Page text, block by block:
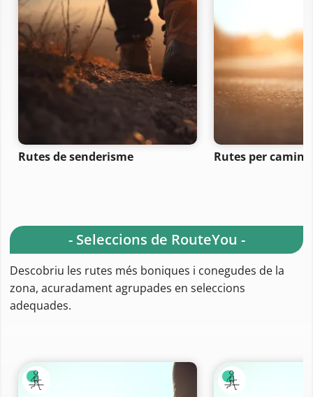
Rutes de senderisme Rutes per
- Seleccions de RouteYou -
Descobriu les rutes més boniques i conegudes de la
zona, acuradament agrupades en seleccions
adequades.